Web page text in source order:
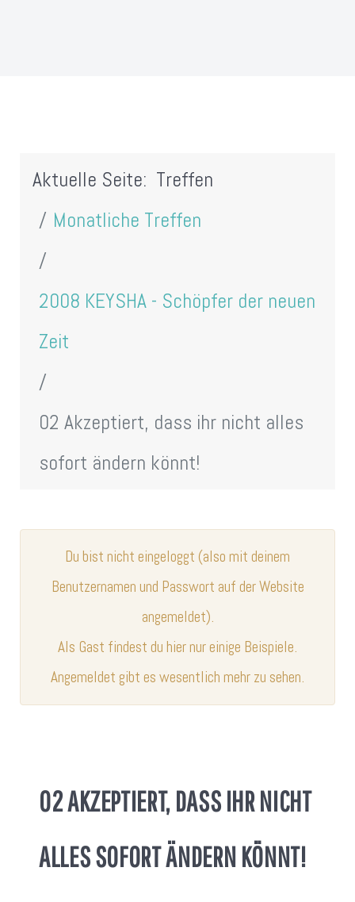
Aktuelle Seite: Treffen
Monatliche Treffen
2008 KEYSHA - Schöpfer der neuen
Zeit
02 Akzeptiert, dass ihr nicht alles
sofort ändern könnt!
Du bist nicht eingeloggt (also mit deinem
Benutzernamen und Passwort auf der Website
angemeldet).
Als Gast findest du hier nur einige Beispiele.
Angemeldet gibt es wesentlich mehr zu sehen.
02 AKZEPTIERT, DASS IHR NICHT
ALLES SOFORT ÄNDERN KÖNNT!